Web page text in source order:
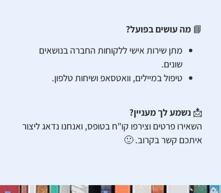
📘מה עושים בפועל?
מתן שירות אישי ללקוחות החברה בנושאים
שונים.
טיפול במיילים, וואטסאפ ושיחות טלפון.
📩נשמע לך מעניין?
השאירו פרטים וצירפו קו"ח בטופס, ואנחנו נדאג ליצור
איתכם קשר בקרוב. 🙂